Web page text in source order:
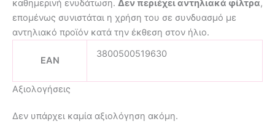
καθημερινή ενυδάτωση. Δεν περιέχει αντηλιακά φίλτρα,
επομένως συνιστάται η χρήση του σε συνδυασμό με
αντηλιακό προϊόν κατά την έκθεση στον ήλιο.
EAN
3800500519630
Αξιολογήσεις
Δεν υπάρχει καμία αξιολόγηση ακόμη.